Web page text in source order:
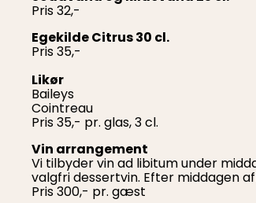
Pris 32,-
Egekilde Citrus 30 cl.
Pris 35,-
Likør
Baileys
Cointreau
Pris 35,- pr. glas, 3 cl.
Vin arrangement
Vi tilbyder vin ad libitum under
valgfri dessertvin. Efter middagen
Pris 300,- pr. gæst